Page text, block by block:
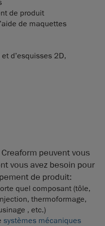
de produit
de maquettes
d’esquisses 2D,
peuvent vous
vous avez besoin pour
de produit:
quel composant (tôle,
thermoformage,
, etc.)
systèmes mécaniques